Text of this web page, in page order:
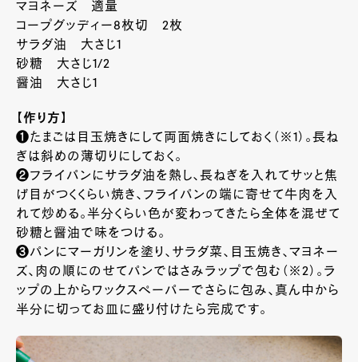
マヨネーズ 適量
コープグッディー8枚切 2枚
サラダ油 大さじ1
砂糖 大さじ1/2
醤油 大さじ1
【作り方】
❶たまごは目玉焼きにして両面焼きにしておく（※1）。長ね
ぎは斜めの薄切りにしておく。
❷フライパンにサラダ油を熱し、長ねぎを入れてサッと焦
げ目がつくくらい焼き、フライパンの端に寄せて牛肉を入
れて炒める。半分くらい色が変わってきたら全体を混ぜて
砂糖と醤油で味をつける。
❸パンにマーガリンを塗り、サラダ菜、目玉焼き、マヨネー
ズ、肉の順にのせてパンではさみラップで包む（※2）。ラ
ップの上からワックスペーパーでさらに包み、真ん中から
半分に切ってお皿に盛り付けたら完成です。